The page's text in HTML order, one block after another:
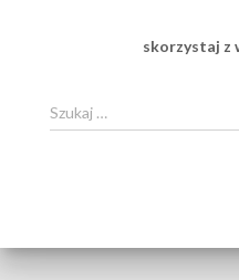
skorzystaj z
z
:
Szukaj …